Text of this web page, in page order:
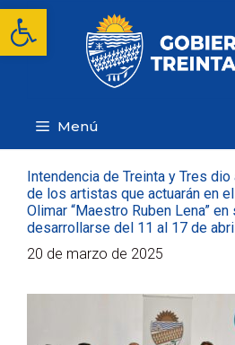
Abrir barra de
Saltar
contenido
Menú
Intendencia de Treinta y Tres
de los artistas que actuarán en
Olimar “Maestro Ruben Lena”
desarrollarse del 11 al 17 de
20 de marzo de 2025